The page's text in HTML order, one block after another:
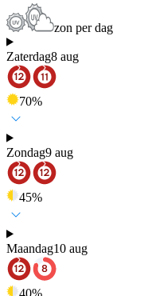
zon per dag
Zaterdag8 aug
70%
Zondag9 aug
45%
Maandag10 aug
40%